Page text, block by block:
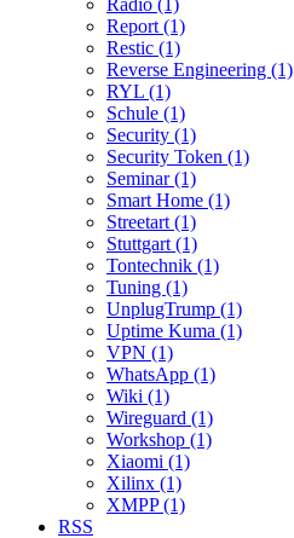
Radio (1)
Report (1)
Restic (1)
Reverse Engineering (1)
RYL (1)
Schule (1)
Security (1)
Security Token (1)
Seminar (1)
Smart Home (1)
Streetart (1)
Stuttgart (1)
Tontechnik (1)
Tuning (1)
UnplugTrump (1)
Uptime Kuma (1)
VPN (1)
WhatsApp (1)
Wiki (1)
Wireguard (1)
Workshop (1)
Xiaomi (1)
Xilinx (1)
XMPP (1)
RSS